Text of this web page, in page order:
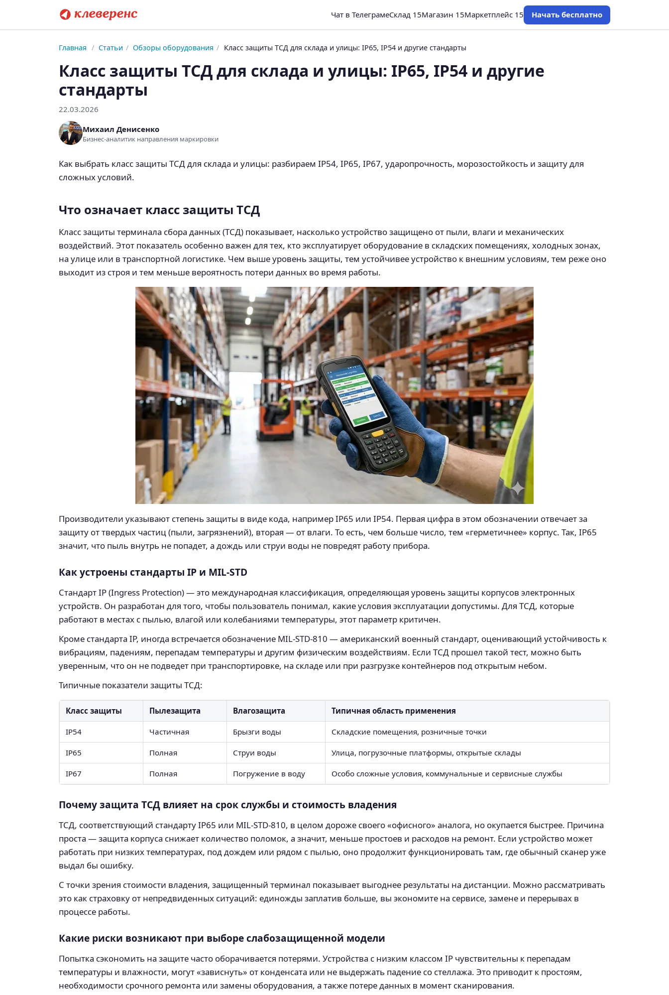
Чат в ТелеграмеСклад 15Магазин 15Маркетплейс 15 Начать бесплатно
Главная / Статьи / Обзоры оборудования / Класс защиты ТСД для склада и улицы: IP65, IP54 и другие стандарты
Класс защиты ТСД для склада и улицы: IP65, IP54 и другие
стандарты
22.03.2026
Михаил Денисенко
Бизнес-аналитик направления маркировки
Как выбрать класс защиты ТСД для склада и улицы: разбираем IP54, IP65, IP67, ударопрочность, морозостойкость и защиту для
сложных условий.
Что означает класс защиты ТСД
Класс защиты терминала сбора данных (ТСД) показывает, насколько устройство защищено от пыли, влаги и механических
воздействий. Этот показатель особенно важен для тех, кто эксплуатирует оборудование в складских помещениях, холодных зонах,
на улице или в транспортной логистике. Чем выше уровень защиты, тем устойчивее устройство к внешним условиям, тем реже оно
выходит из строя и тем меньше вероятность потери данных во время работы.
Производители указывают степень защиты в виде кода, например IP65 или IP54. Первая цифра в этом обозначении отвечает за
защиту от твердых частиц (пыли, загрязнений), вторая — от влаги. То есть, чем больше число, тем «герметичнее» корпус. Так, IP65
значит, что пыль внутрь не попадет, а дождь или струи воды не повредят работу прибора.
Как устроены стандарты IP и MIL-STD
Стандарт IP (Ingress Protection) — это международная классификация, определяющая уровень защиты корпусов электронных
устройств. Он разработан для того, чтобы пользователь понимал, какие условия эксплуатации допустимы. Для ТСД, которые
работают в местах с пылью, влагой или колебаниями температуры, этот параметр критичен.
Кроме стандарта IP, иногда встречается обозначение MIL‑STD‑810 — американский военный стандарт, оценивающий устойчивость к
вибрациям, падениям, перепадам температуры и другим физическим воздействиям. Если ТСД прошел такой тест, можно быть
уверенным, что он не подведет при транспортировке, на складе или при разгрузке контейнеров под открытым небом.
Типичные показатели защиты ТСД:
Класс защиты Пылезащита Влагозащита Типичная область применения
IP54 Частичная Брызги воды Складские помещения, розничные точки
IP65 Полная Струи воды Улица, погрузочные платформы, открытые склады
IP67 Полная Погружение в воду Особо сложные условия, коммунальные и сервисные службы
Почему защита ТСД влияет на срок службы и стоимость владения
ТСД, соответствующий стандарту IP65 или MIL‑STD‑810, в целом дороже своего «офисного» аналога, но окупается быстрее. Причина
проста — защита корпуса снижает количество поломок, а значит, меньше простоев и расходов на ремонт. Если устройство может
работать при низких температурах, под дождем или рядом с пылью, оно продолжит функционировать там, где обычный сканер уже
выдал бы ошибку.
С точки зрения стоимости владения, защищенный терминал показывает выгоднее результаты на дистанции. Можно рассматривать
это как страховку от непредвиденных ситуаций: единожды заплатив больше, вы экономите на сервисе, замене и перерывах в
процессе работы.
Какие риски возникают при выборе слабозащищенной модели
Попытка сэкономить на защите часто оборачивается потерями. Устройства с низким классом IP чувствительны к перепадам
температуры и влажности, могут «зависнуть» от конденсата или не выдержать падение со стеллажа. Это приводит к простоям,
необходимости срочного ремонта или замены оборудования, а также потере данных в момент сканирования.